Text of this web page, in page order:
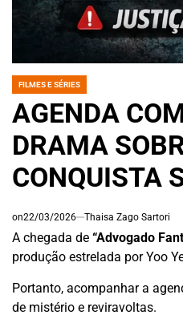
POSTED
FILMES E SÉRIES
AGENDA
DRAMA
CONQUISTA
on22/03/2026 Thaisa Zago Sartori
A chegada de “Advogado
produção estrelada por Yoo
Portanto, acompanhar a
de mistério e reviravoltas.